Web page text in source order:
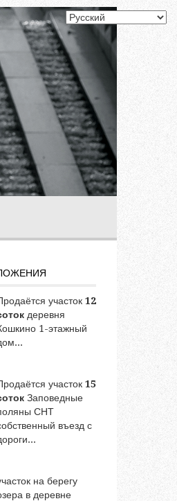
участок 12
деревня
1-этажный
участок 15
Заповедные
СНТ
въезд с
на берегу
в деревне